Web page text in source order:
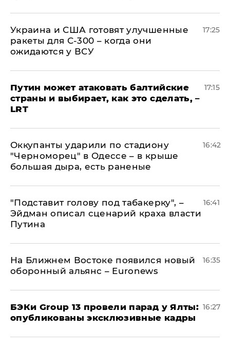
Украина и США готовят улучшенные
ракеты для С-300 – когда они
ожидаются у ВСУ
17:25
Путин может атаковать балтийские
страны и выбирает, как это сделать, –
LRT
17:15
Оккупанты ударили по стадиону
"Черноморец" в Одессе – в крыше
большая дыра, есть раненые
16:42
​"Подставит голову под табакерку", –
Эйдман описал сценарий краха власти
Путина
16:41
На Ближнем Востоке появился новый
оборонный альянс – Euronews
16:35
​БЭКи Group 13 провели парад у Ялты:
опубликованы эксклюзивные кадры
16:27